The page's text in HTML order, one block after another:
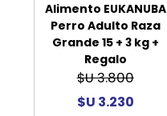
Alimento EUKANUBA
Perro Adulto Raza
Grande 15 + 3 kg +
Regalo
$U 3.800
$U 3.230